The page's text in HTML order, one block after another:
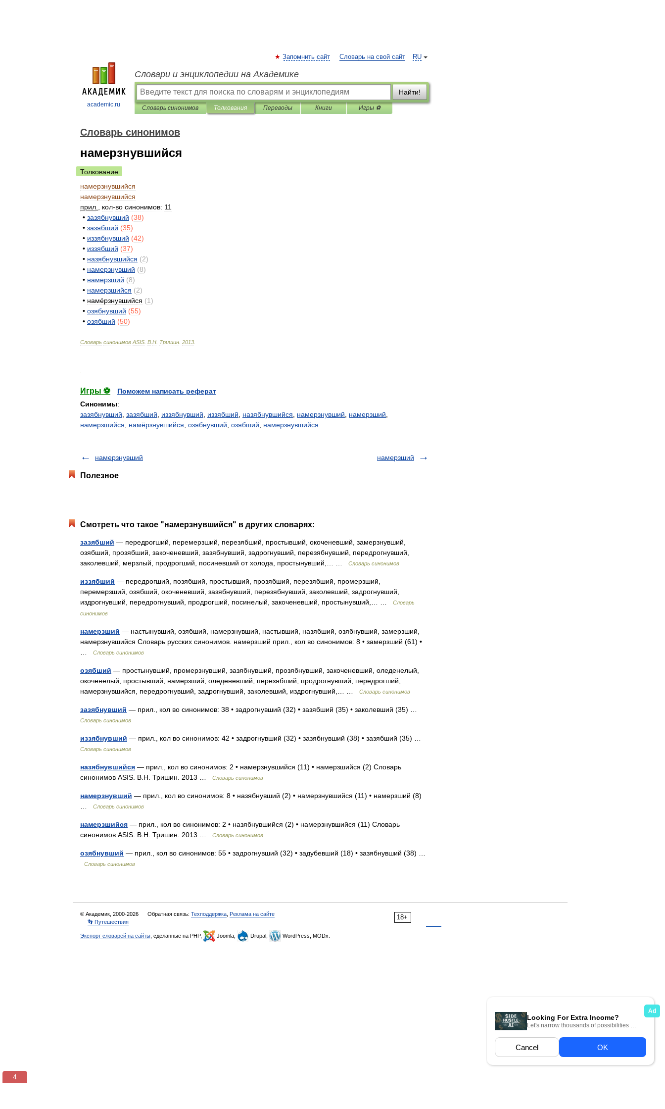
academic.ru
RU
Запомнить сайт Словарь на свой сайт
Словари и энциклопедии на Академике
Найти!
Словарь синонимов Толкования Переводы Книги Игры ⚽
Словарь синонимов
намерзнувшийся
Толкование
намерзнувшийся
намерзнувшийся
прил
кол-во синонимов: 11
• зазябнувший (38)
• зазябший (35)
• иззябнувший (42)
• иззябший (37)
• назябнувшийся (2)
• намерзнувший (8)
• намерзший (8)
• намерзшийся (2)
• намёрзнувшийся (1)
• озябнувший (55)
• озябший (50)
Словарь синонимов ASIS В Н Тришин 2013
Игры ⚽
Поможем написать реферат
Синонимы:
зазябнувший зазябший иззябнувший иззябший назябнувшийся намерзнувший намерзший
намерзшийся
намёрзнувшийся озябнувший озябший намерзнувшийся
намерзнувший намерзший
Полезное
Смотреть что такое "намерзнувшийся" в других словарях:
зазябший — передрогший, перемерзший, перезябший, простывший, окоченевший, замерзнувший,
озябший, прозябший, закоченевший, зазябнувший, задрогнувший, перезябнувший, передрогнувший,
заколевший, мерзлый, продрогший, посиневший от холода, простынувший,… …
Словарь синонимов
иззябший — передрогший, позябший, простывший, прозябший, перезябший, промерзший,
перемерзший, озябший, окоченевший, зазябнувший, перезябнувший, заколевший, задрогнувший,
издрогнувший, передрогнувший, продрогший, посинелый, закоченевший, простынувший,… …
Словарь
синонимов
намерзший — настынувший, озябший, намерзнувший, настывший, назябший, озябнувший, замерзший,
намерзнувшийся Словарь русских синонимов. намерзший прил., кол во синонимов: 8 • замерзший (61) •
Словарь синонимов
озябший — простынувший, промерзнувший, зазябнувший, прозябнувший, закоченевший, оледенелый,
окоченелый, простывший, намерзший, оледеневший, перезябший, продрогнувший, передрогший,
намерзнувшийся, передрогнувший, задрогнувший, заколевший, издрогнувший,… …
Словарь синонимов
зазябнувший — прил., кол во синонимов: 38 • задрогнувший (32) • зазябший (35) • заколевший (35) …
Словарь синонимов
иззябнувший — прил., кол во синонимов: 42 • задрогнувший (32) • зазябнувший (38) • зазябший (35) …
Словарь синонимов
назябнувшийся — прил., кол во синонимов: 2 • намерзнувшийся (11) • намерзшийся (2) Словарь
синонимов ASIS. В.Н. Тришин. 2013 …
Словарь синонимов
намерзнувший — прил., кол во синонимов: 8 • назябнувший (2) • намерзнувшийся (11) • намерзший (8)
Словарь синонимов
намерзшийся — прил., кол во синонимов: 2 • назябнувшийся (2) • намерзнувшийся (11) Словарь
синонимов ASIS. В.Н. Тришин. 2013 …
Словарь синонимов
озябнувший — прил., кол во синонимов: 55 • задрогнувший (32) • задубевший (18) • зазябнувший (38) …
Словарь синонимов
18+
© Академик, 2000-2026 Обратная связь: Техподдержка Реклама на сайте
👣 Путешествия
Экспорт словарей на сайты , сделанные на PHP, Joomla, Drupal, WordPress, MODx.
3